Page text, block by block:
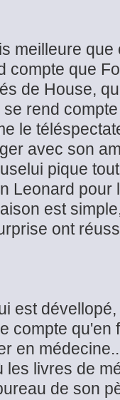
meilleure
compte que
de House,
rend
le
avec son
pique
Leonard pour
est
ont
est
compte qu'en
en
les livres de
de son